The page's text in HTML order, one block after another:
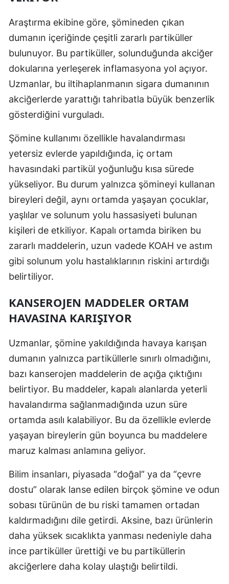
Samsun
Siirt
Sinop
Sivas
Tekirdağ
Trabzon
Tunceli
Şanlıurfa
Uşak
Van
Yozgat
Kırıkkale
Batman
Şırnak
Bartın
Ardahan
Yalova
Karabük
Kilis
Osmaniye
Düzce
Araştırma ekibine göre, şömineden çıkan
dumanın içeriğinde çeşitli zararlı partiküller
bulunuyor. Bu partiküller, solunduğunda akciğer
dokularına yerleşerek inflamasyona yol açıyor.
Uzmanlar, bu iltihaplanmanın sigara dumanının
akciğerlerde yarattığı tahribatla büyük benzerlik
gösterdiğini vurguladı.
Şömine kullanımı özellikle havalandırması
yetersiz evlerde yapıldığında, iç ortam
havasındaki partikül yoğunluğu kısa sürede
yükseliyor. Bu durum yalnızca şömineyi kullanan
bireyleri değil, aynı ortamda yaşayan çocuklar,
yaşlılar ve solunum yolu hassasiyeti bulunan
kişileri de etkiliyor. Kapalı ortamda biriken bu
zararlı maddelerin, uzun vadede KOAH ve astım
gibi solunum yolu hastalıklarının riskini artırdığı
belirtiliyor.
KANSEROJEN MADDELER ORTAM
HAVASINA KARIŞIYOR
Uzmanlar, şömine yakıldığında havaya karışan
dumanın yalnızca partiküllerle sınırlı olmadığını,
bazı kanserojen maddelerin de açığa çıktığını
belirtiyor. Bu maddeler, kapalı alanlarda yeterli
havalandırma sağlanmadığında uzun süre
ortamda asılı kalabiliyor. Bu da özellikle evlerde
yaşayan bireylerin gün boyunca bu maddelere
maruz kalması anlamına geliyor.
Bilim insanları, piyasada “doğal” ya da “çevre
dostu” olarak lanse edilen birçok şömine ve odun
sobası türünün de bu riski tamamen ortadan
kaldırmadığını dile getirdi. Aksine, bazı ürünlerin
daha yüksek sıcaklıkta yanması nedeniyle daha
ince partiküller ürettiği ve bu partiküllerin
akciğerlere daha kolay ulaştığı belirtildi.